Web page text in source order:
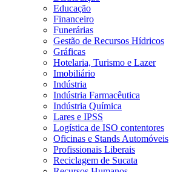
Educação
Financeiro
Funerárias
Gestão de Recursos Hídricos
Gráficas
Hotelaria, Turismo e Lazer
Imobiliário
Indústria
Indústria Farmacêutica
Indústria Química
Lares e IPSS
Logística de ISO contentores
Oficinas e Stands Automóveis
Profissionais Liberais
Reciclagem de Sucata